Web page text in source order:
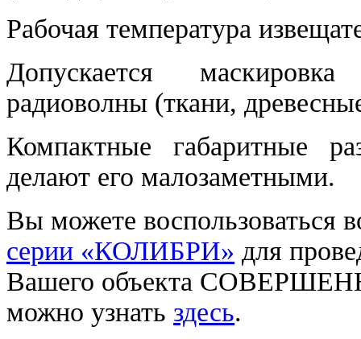
Рабочая температура
Допускается
радиоволны (ткани,
Компактные габаритные
делают его малозаметными.
Вы можете воспользоваться
серии «КОЛИБРИ» для
Вашего объекта
можно узнать здесь.